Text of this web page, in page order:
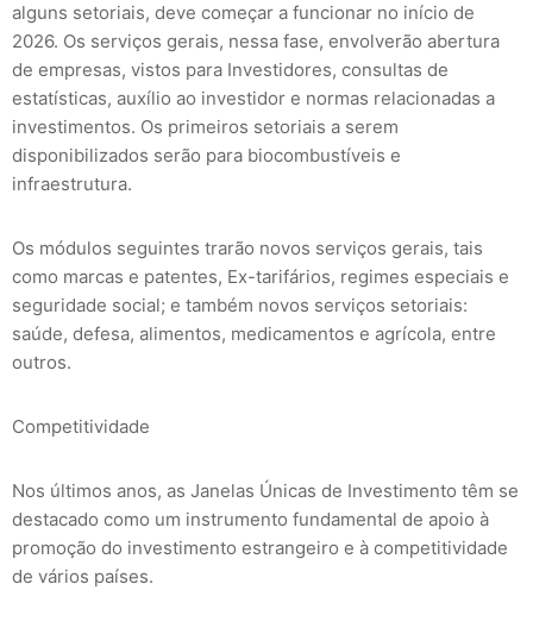
alguns setoriais, deve começar a funcionar no início de
2026. Os serviços gerais, nessa fase, envolverão abertura
de empresas, vistos para Investidores, consultas de
estatísticas, auxílio ao investidor e normas relacionadas a
investimentos. Os primeiros setoriais a serem
disponibilizados serão para biocombustíveis e
infraestrutura.
Os módulos seguintes trarão novos serviços gerais, tais
como marcas e patentes, Ex-tarifários, regimes especiais e
seguridade social; e também novos serviços setoriais:
saúde, defesa, alimentos, medicamentos e agrícola, entre
outros.
Competitividade
Nos últimos anos, as Janelas Únicas de Investimento têm se
destacado como um instrumento fundamental de apoio à
promoção do investimento estrangeiro e à competitividade
de vários países.